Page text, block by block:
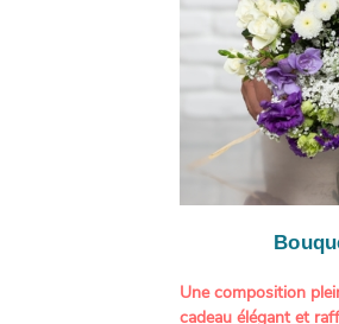
Une composition
cadeau élégant et